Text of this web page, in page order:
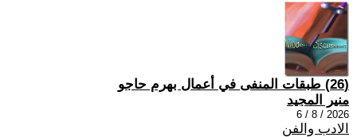
(26) طبقات المنفى في أعمال بهرم حاجو
منير المجيد
2026 / 8 / 6
الادب والفن